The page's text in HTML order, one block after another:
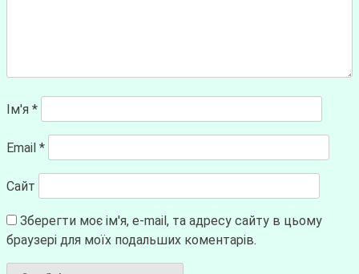
Ім'я *
Email *
Сайт
Зберегти моє ім'я, e-mail, та адресу сайту в цьому
браузері для моїх подальших коментарів.